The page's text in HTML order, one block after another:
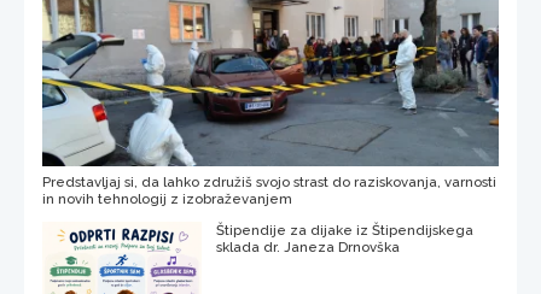
Predstavljaj si, da lahko združiš svojo strast do raziskovanja, varnosti
in novih tehnologij z izobraževanjem
Štipendije za dijake iz Štipendijskega
sklada dr. Janeza Drnovška